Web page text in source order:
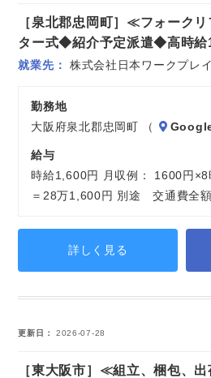
［泉北郡忠岡町］≪フォーク
ター式◆紹介予定派遣◆高時給
就業先 株式会社日本ワークプレ
勤務地
大阪府泉北郡忠岡町 （
給与
時給1,600円 月収例： 1600円
＝28万1,600円 別途 交通費全
詳しく見る
更新日 2026-07-28
［東大阪市］≪組立、梱包、